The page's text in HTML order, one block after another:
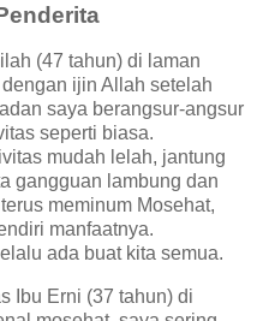
(47 tahun) di laman
ijin Allah setelah
saya berangsur-angsur
seperti biasa.
mudah lelah, jantung
gangguan lambung dan
meminum Mosehat,
manfaatnya.
ada buat kita semua.
Ibu Erni (37 tahun) di